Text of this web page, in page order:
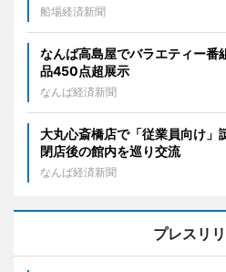
船場経済新聞
なんば高島屋でバラエティー
品450点超展示
なんば経済新聞
大丸心斎橋店で「従業員向け
閉店後の館内を巡り交流
なんば経済新聞
プレスリ